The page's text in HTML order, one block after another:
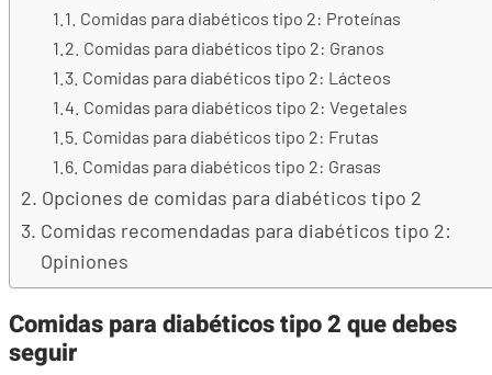
Comidas para diabéticos tipo 2: Proteínas
Comidas para diabéticos tipo 2: Granos
Comidas para diabéticos tipo 2: Lácteos
Comidas para diabéticos tipo 2: Vegetales
Comidas para diabéticos tipo 2: Frutas
Comidas para diabéticos tipo 2: Grasas
Opciones de comidas para diabéticos tipo 2
Comidas recomendadas para diabéticos tipo 2:
Opiniones
Comidas para diabéticos tipo 2 que debes
seguir